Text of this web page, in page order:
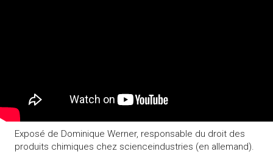
Exposé de Dominique Werner, responsable du droit des
produits chimiques chez scienceindustries (en allemand).